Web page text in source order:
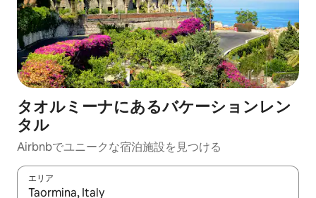
タオルミーナにあるバケーションレン
タル
Airbnbでユニークな宿泊施設を見つける
エリア
検索結果が表示されたら、上下の矢印キーを使って移動するか